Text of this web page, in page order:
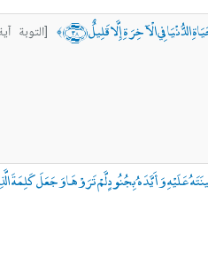
فِي الْآخِرَةِ إِلَّا قَلِيلٌ ﴿٣٨﴾ ﴾
[التوبة
عَلَيْهِ وَأَيَّدَهُ بِجُنُودٍ لَّمْ تَرَوْهَا وَجَعَلَ كَلِمَةَ